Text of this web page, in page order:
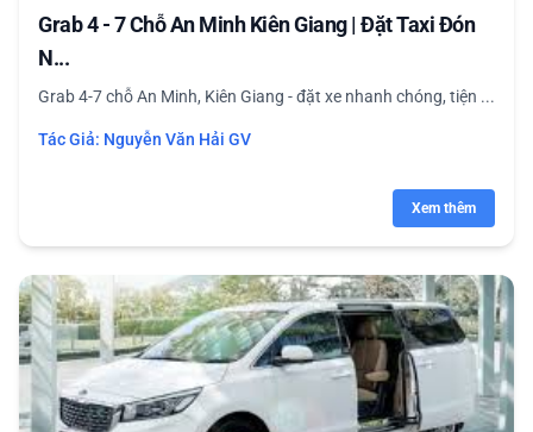
Grab 4 - 7 Chỗ An Minh Kiên Giang | Đặt Taxi Đón
N...
Grab 4-7 chỗ An Minh, Kiên Giang - đặt xe nhanh chóng, tiện ...
Tác Giả: Nguyễn Văn Hải GV
Xem thêm